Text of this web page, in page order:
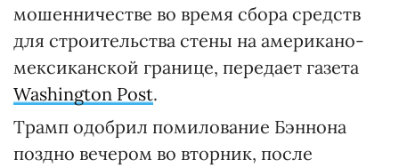
мошенничестве во время сбора средств
для строительства стены на американо-
мексиканской границе, передает газета
Washington Post.
Трамп одобрил помилование Бэннона
поздно вечером во вторник, после